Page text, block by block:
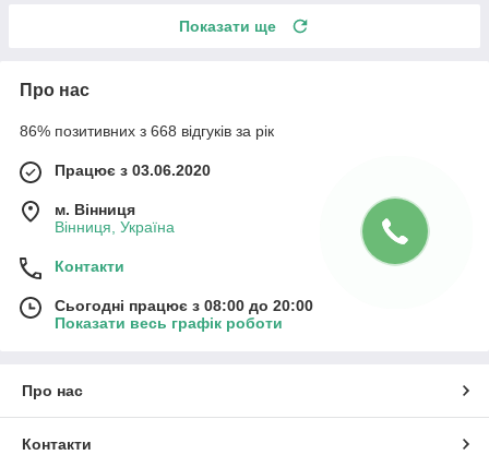
Показати ще
Про нас
86% позитивних з 668 відгуків за рік
Працює з 03.06.2020
м. Вінниця
Вінниця, Україна
Контакти
Сьогодні працює з 08:00 до 20:00
Показати весь графік роботи
Про нас
Контакти